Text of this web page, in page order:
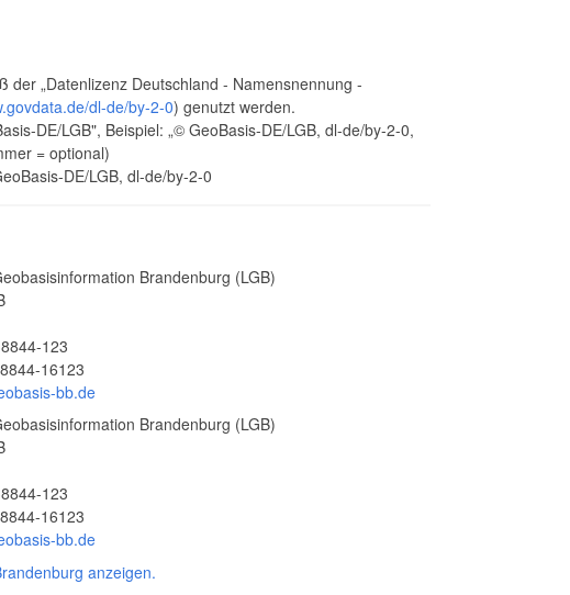
der „Datenlizenz Deutschland - Namensnennung -
dl-de/by-2-0) genutzt werden.
DE/LGB", Beispiel: „© GeoBasis-DE/LGB, dl-de/by-2-0,
= optional)
DE/LGB, dl-de/by-2-0
Brandenburg (LGB)
123
16123
bb.de
Brandenburg (LGB)
123
16123
bb.de
anzeigen.